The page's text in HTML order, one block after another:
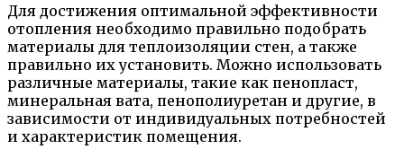
Для достижения оптимальной эффективности
отопления необходимо правильно подобрать
материалы для теплоизоляции стен, а также
правильно их установить. Можно использовать
различные материалы, такие как пенопласт,
минеральная вата, пенополиуретан и другие, в
зависимости от индивидуальных потребностей
и характеристик помещения.